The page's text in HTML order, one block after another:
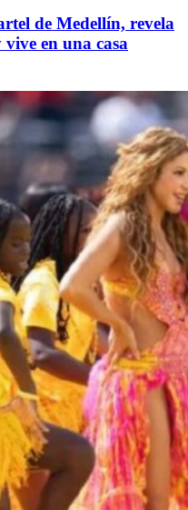
de Medellín, revela
en una casa